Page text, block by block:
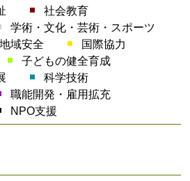
社会教育
学術・文化・芸術・スポーツ
地域安全
国際協力
子どもの健全育成
科学技術
職能開発・雇用拡充
NPO支援